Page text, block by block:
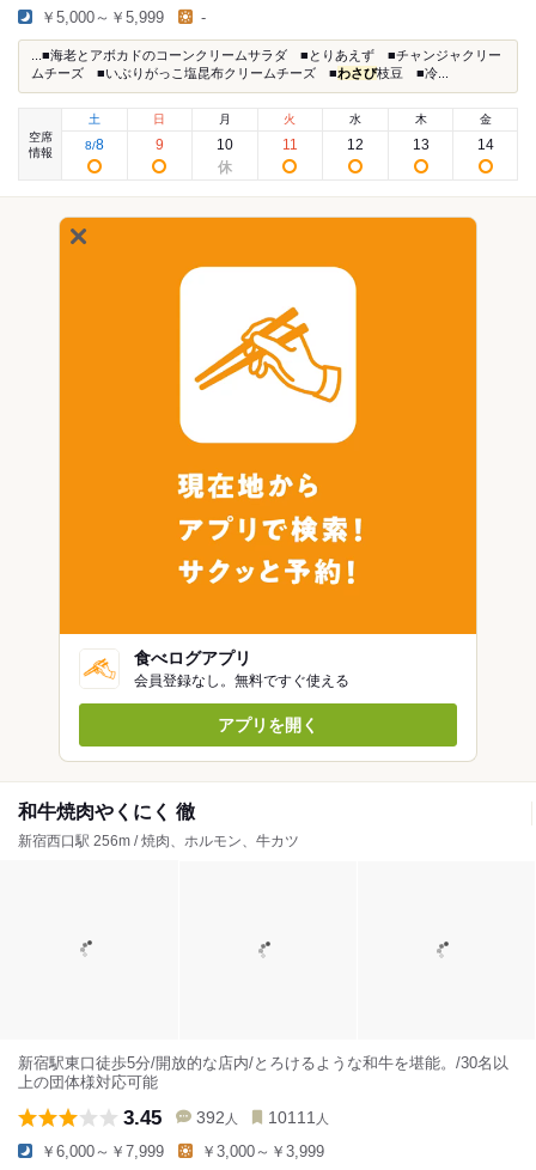
￥5,000～￥5,999 -
...■海老とアボカドのコーンクリームサラダ ■とりあえず ■チャンジャクリー
ムチーズ ■いぶりがっこ塩昆布クリームチーズ ■わさび枝豆 ■冷...
空席
情報
土
8/8
日
9
月
10
火
11
水
12
木
13
金
14
食べログアプリ
会員登録なし。無料ですぐ使える
アプリを開く
和牛焼肉やくにく 徹
新宿西口駅 256m / 焼肉、ホルモン、牛カツ
新宿駅東口徒歩5分/開放的な店内/とろけるような和牛を堪能。/30名以
上の団体様対応可能
3.45 392 人 10111 人
￥6,000～￥7,999 ￥3,000～￥3,999